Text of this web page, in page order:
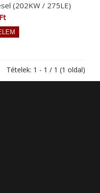
(202KW / 275LE)
Tételek: 1 - 1 / 1 (1 oldal)